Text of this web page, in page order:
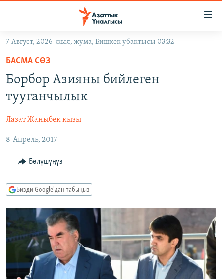
Навигацияга
өтүңүз
Издөөгө
салыңыз
КЫРГЫЗСТАН
КЫРГЫЗСТАН
ЭКОНОМИКА
МАДАНИЯТ
ДҮЙНӨ
БОРБОР АЗИЯ
УКРАИНА
АТАЙЫН ИЛИКТӨӨ
ТВ ПРОГРАММАЛАР
БҮГҮН АЗАТТЫКТА
БИЗ ЖАНА ДҮЙНӨ
ДАНИСТЕ
ЭЖЕ-СИҢДИЛЕР
АЗАТТЫК+
ЫҢГАЙСЫЗ СУРООЛОР
ПОДКАСТ
ӨЗГӨЧӨ ПИКИР
ОНЛАЙН ШЕРИНЕ
7-Август, 2026-жыл, жума, Бишкек убактысы 03:32
БАСМА СӨЗ
Борбор Азияны бийлеген
тууганчылык
Лазат Жаныбек кызы
8-Апрель, 2017
Бөлүшүңүз
Бизди Google'дан табыңыз